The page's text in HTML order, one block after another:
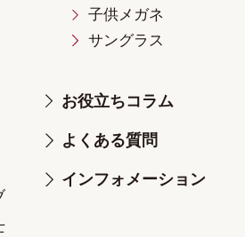
子供メガネ
サングラス
お役立ちコラム
よくある質問
インフォメーション